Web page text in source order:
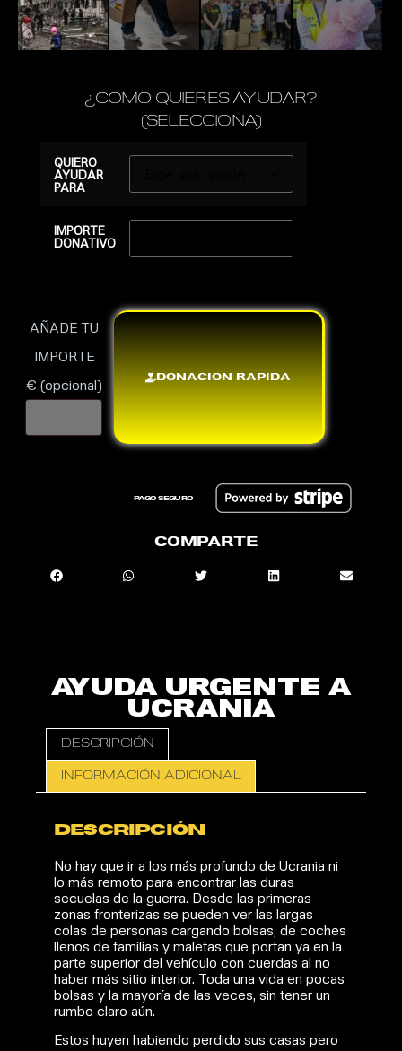
¿COMO QUIERES AYUDAR?
(SELECCIONA)
QUIERO
AYUDAR
PARA
IMPORTE
DONATIVO
AÑADE TU
IMPORTE
€ (opcional) DONACION RAPIDA
PAGO SEGURO
COMPARTE
AYUDA URGENTE A
UCRANIA
DESCRIPCIÓN
INFORMACIÓN ADICIONAL
DESCRIPCIÓN
No hay que ir a los más profundo de Ucrania ni
lo más remoto para encontrar las duras
secuelas de la guerra. Desde las primeras
zonas fronterizas se pueden ver las largas
colas de personas cargando bolsas, de coches
llenos de familias y maletas que portan ya en la
parte superior del vehículo con cuerdas al no
haber más sitio interior. Toda una vida en pocas
bolsas y la mayoría de las veces, sin tener un
rumbo claro aún.
Estos huyen habiendo perdido sus casas pero